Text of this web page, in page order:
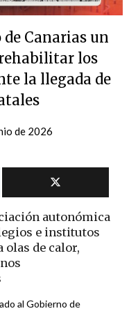
Canarias un
los
la llegada de
de 2026
autonómica
e institutos
olas de calor,
al Gobierno de